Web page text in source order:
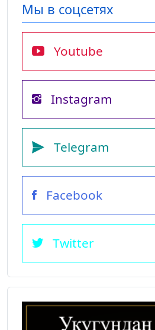
Мы в соцсетях
Youtube
Instagram
Telegram
Facebook
Twitter